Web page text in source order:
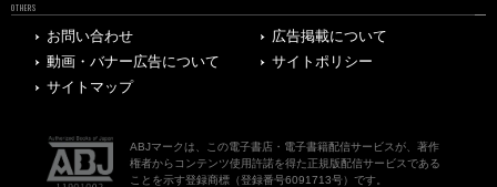
OTHERS
お問い合わせ
広告掲載について
動画・バナー広告について
サイトポリシー
サイトマップ
ABJマークは、この電子書店・電子書籍配信サービスが、著作
権者からコンテンツ使用許諾を得た正規版配信サービスである
ことを示す登録商標（登録番号6091713号）です。